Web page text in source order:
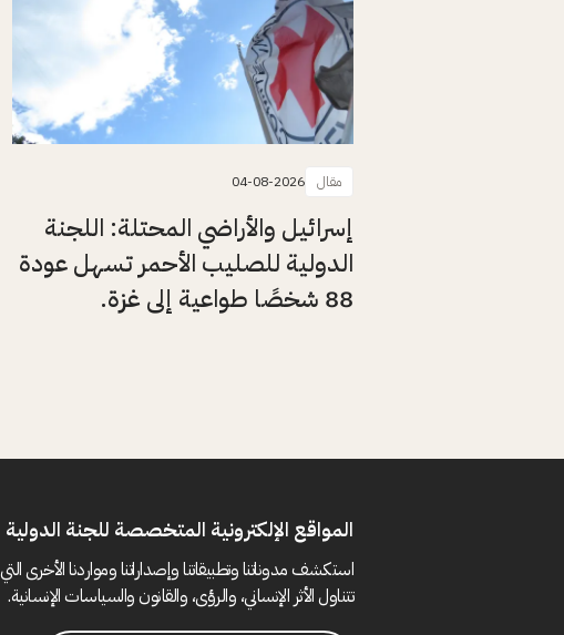
مقال 04-08-2026
إسرائيل والأراضي المحتلة: اللجنة
الدولية للصليب الأحمر تسهل عودة
88 شخصًا طواعية إلى غزة.
المواقع الإلكترونية المتخصصة للجنة الدولية
استكشف مدوناتنا وتطبيقاتنا وإصداراتنا ومواردنا الأخرى التي
تتناول الأثر الإنساني، والرؤى، والقانون والسياسات الإنسانية.